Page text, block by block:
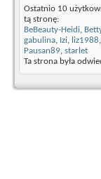
Ostatnio 10
tą stronę:
BeBeauty-Heidi,
gabulina, Izi, liz1988,
Pausan89, starlet
Ta strona była